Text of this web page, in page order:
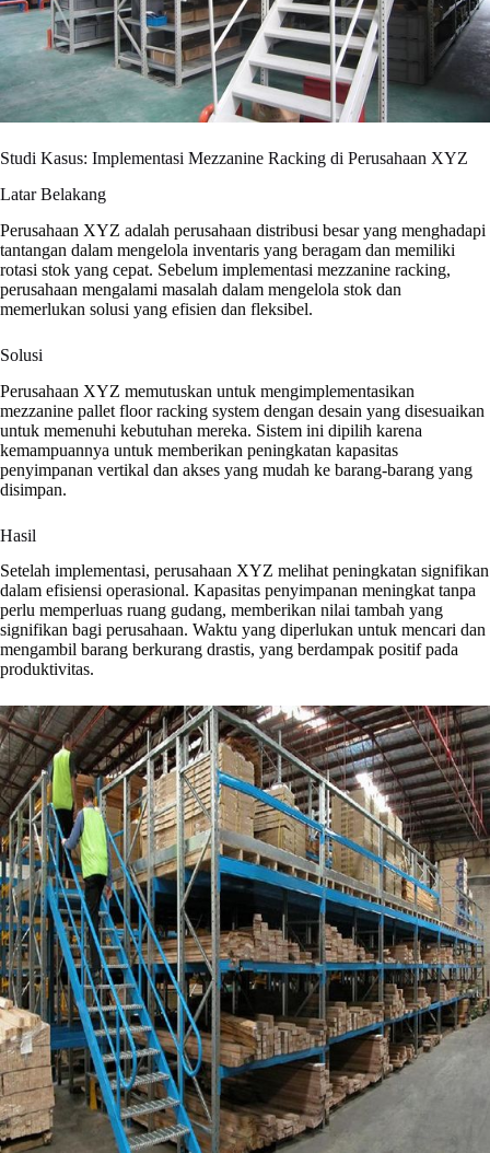
Studi Kasus: Implementasi Mezzanine Racking di Perusahaan XYZ
Latar Belakang
Perusahaan XYZ adalah perusahaan distribusi besar yang menghadapi
tantangan dalam mengelola inventaris yang beragam dan memiliki
rotasi stok yang cepat. Sebelum implementasi mezzanine racking,
perusahaan mengalami masalah dalam mengelola stok dan
memerlukan solusi yang efisien dan fleksibel.
Solusi
Perusahaan XYZ memutuskan untuk mengimplementasikan
mezzanine pallet floor racking system dengan desain yang disesuaikan
untuk memenuhi kebutuhan mereka. Sistem ini dipilih karena
kemampuannya untuk memberikan peningkatan kapasitas
penyimpanan vertikal dan akses yang mudah ke barang-barang yang
disimpan.
Hasil
Setelah implementasi, perusahaan XYZ melihat peningkatan signifikan
dalam efisiensi operasional. Kapasitas penyimpanan meningkat tanpa
perlu memperluas ruang gudang, memberikan nilai tambah yang
signifikan bagi perusahaan. Waktu yang diperlukan untuk mencari dan
mengambil barang berkurang drastis, yang berdampak positif pada
produktivitas.